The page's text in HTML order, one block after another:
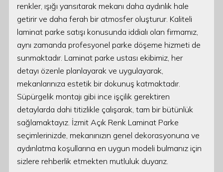
renkler, ışığı yansıtarak mekanı daha aydınlık hale
getirir ve daha ferah bir atmosfer oluşturur. Kaliteli
laminat parke satışı konusunda iddialı olan firmamız,
aynı zamanda profesyonel parke döşeme hizmeti de
sunmaktadır. Laminat parke ustası ekibimiz, her
detayı özenle planlayarak ve uygulayarak,
mekanlarınıza estetik bir dokunuş katmaktadır.
Süpürgelik montajı gibi ince işçilik gerektiren
detaylarda dahi titizlikle çalışarak, tam bir bütünlük
sağlamaktayız. İzmit Açık Renk Laminat Parke
seçimlerinizde, mekanınızın genel dekorasyonuna ve
aydınlatma koşullarına en uygun modeli bulmanız için
sizlere rehberlik etmekten mutluluk duyarız.